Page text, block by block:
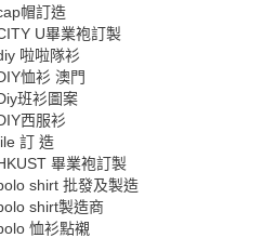
帽訂造
U畢業袍訂製
啦啦隊衫
恤衫 澳門
班衫圖案
西服衫
訂 造
畢業袍訂製
shirt 批發及製造
shirt製造商
恤衫點襯